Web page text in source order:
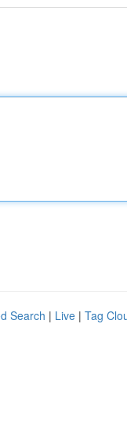
Search | Live | Tag